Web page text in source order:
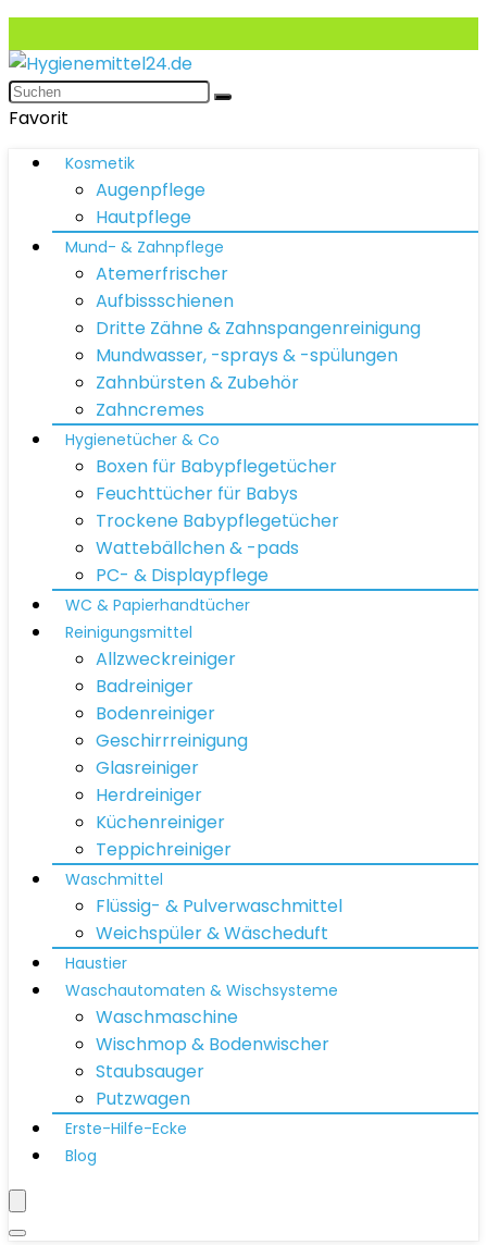
Favorit
Kosmetik
Augenpflege
Hautpflege
Mund- & Zahnpflege
Atemerfrischer
Aufbissschienen
Dritte Zähne & Zahnspangenreinigung
Mundwasser, -sprays & -spülungen
Zahnbürsten & Zubehör
Zahncremes
Hygienetücher & Co
Boxen für Babypflegetücher
Feuchttücher für Babys
Trockene Babypflegetücher
Wattebällchen & -pads
PC- & Displaypflege
WC & Papierhandtücher
Reinigungsmittel
Allzweckreiniger
Badreiniger
Bodenreiniger
Geschirrreinigung
Glasreiniger
Herdreiniger
Küchenreiniger
Teppichreiniger
Waschmittel
Flüssig- & Pulverwaschmittel
Weichspüler & Wäscheduft
Haustier
Waschautomaten & Wischsysteme
Waschmaschine
Wischmop & Bodenwischer
Staubsauger
Putzwagen
Erste-Hilfe-Ecke
Blog